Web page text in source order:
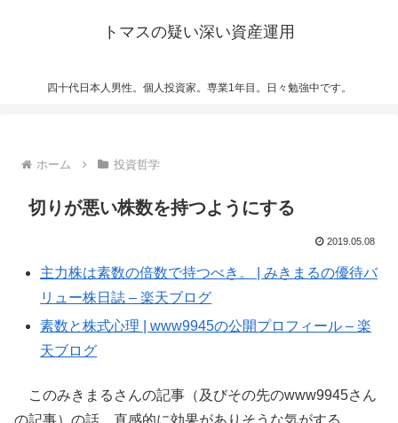
トマスの疑い深い資産運用
四十代日本人男性。個人投資家。専業1年目。日々勉強中です。
ホーム 投資哲学
切りが悪い株数を持つようにする
2019.05.08
主力株は素数の倍数で持つべき。 | みきまるの優待バ
リュー株日誌 – 楽天ブログ
素数と株式心理 | www9945の公開プロフィール – 楽
天ブログ
このみきまるさんの記事（及びその先のwww9945さん
の記事）の話、直感的に効果がありそうな気がする。